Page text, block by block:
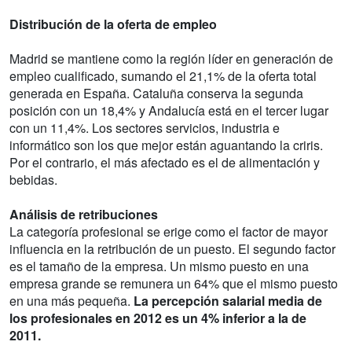
Distribución de la oferta de empleo
Madrid se mantiene como la región líder en generación de
empleo cualificado, sumando el 21,1% de la oferta total
generada en España. Cataluña conserva la segunda
posición con un 18,4% y Andalucía está en el tercer lugar
con un 11,4%. Los sectores servicios, industria e
informático son los que mejor están aguantando la criris.
Por el contrario, el más afectado es el de alimentación y
bebidas.
Análisis de retribuciones
La categoría profesional se erige como el factor de mayor
influencia en la retribución de un puesto. El segundo factor
es el tamaño de la empresa. Un mismo puesto en una
empresa grande se remunera un 64% que el mismo puesto
en una más pequeña. La percepción salarial media de
los profesionales en 2012 es un 4% inferior a la de
2011.